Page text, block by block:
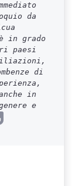
da
in grado
paesi
di
in
e